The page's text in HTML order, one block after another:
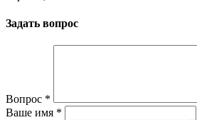
Задать вопрос
Вопрос *
Ваше имя *